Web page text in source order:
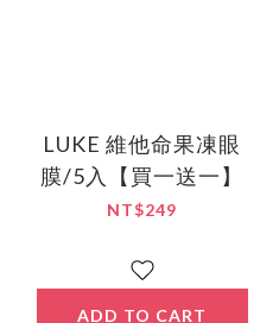
LUKE 維他命果凍眼
膜/5入【買一送一】
NT$249
ADD TO CART